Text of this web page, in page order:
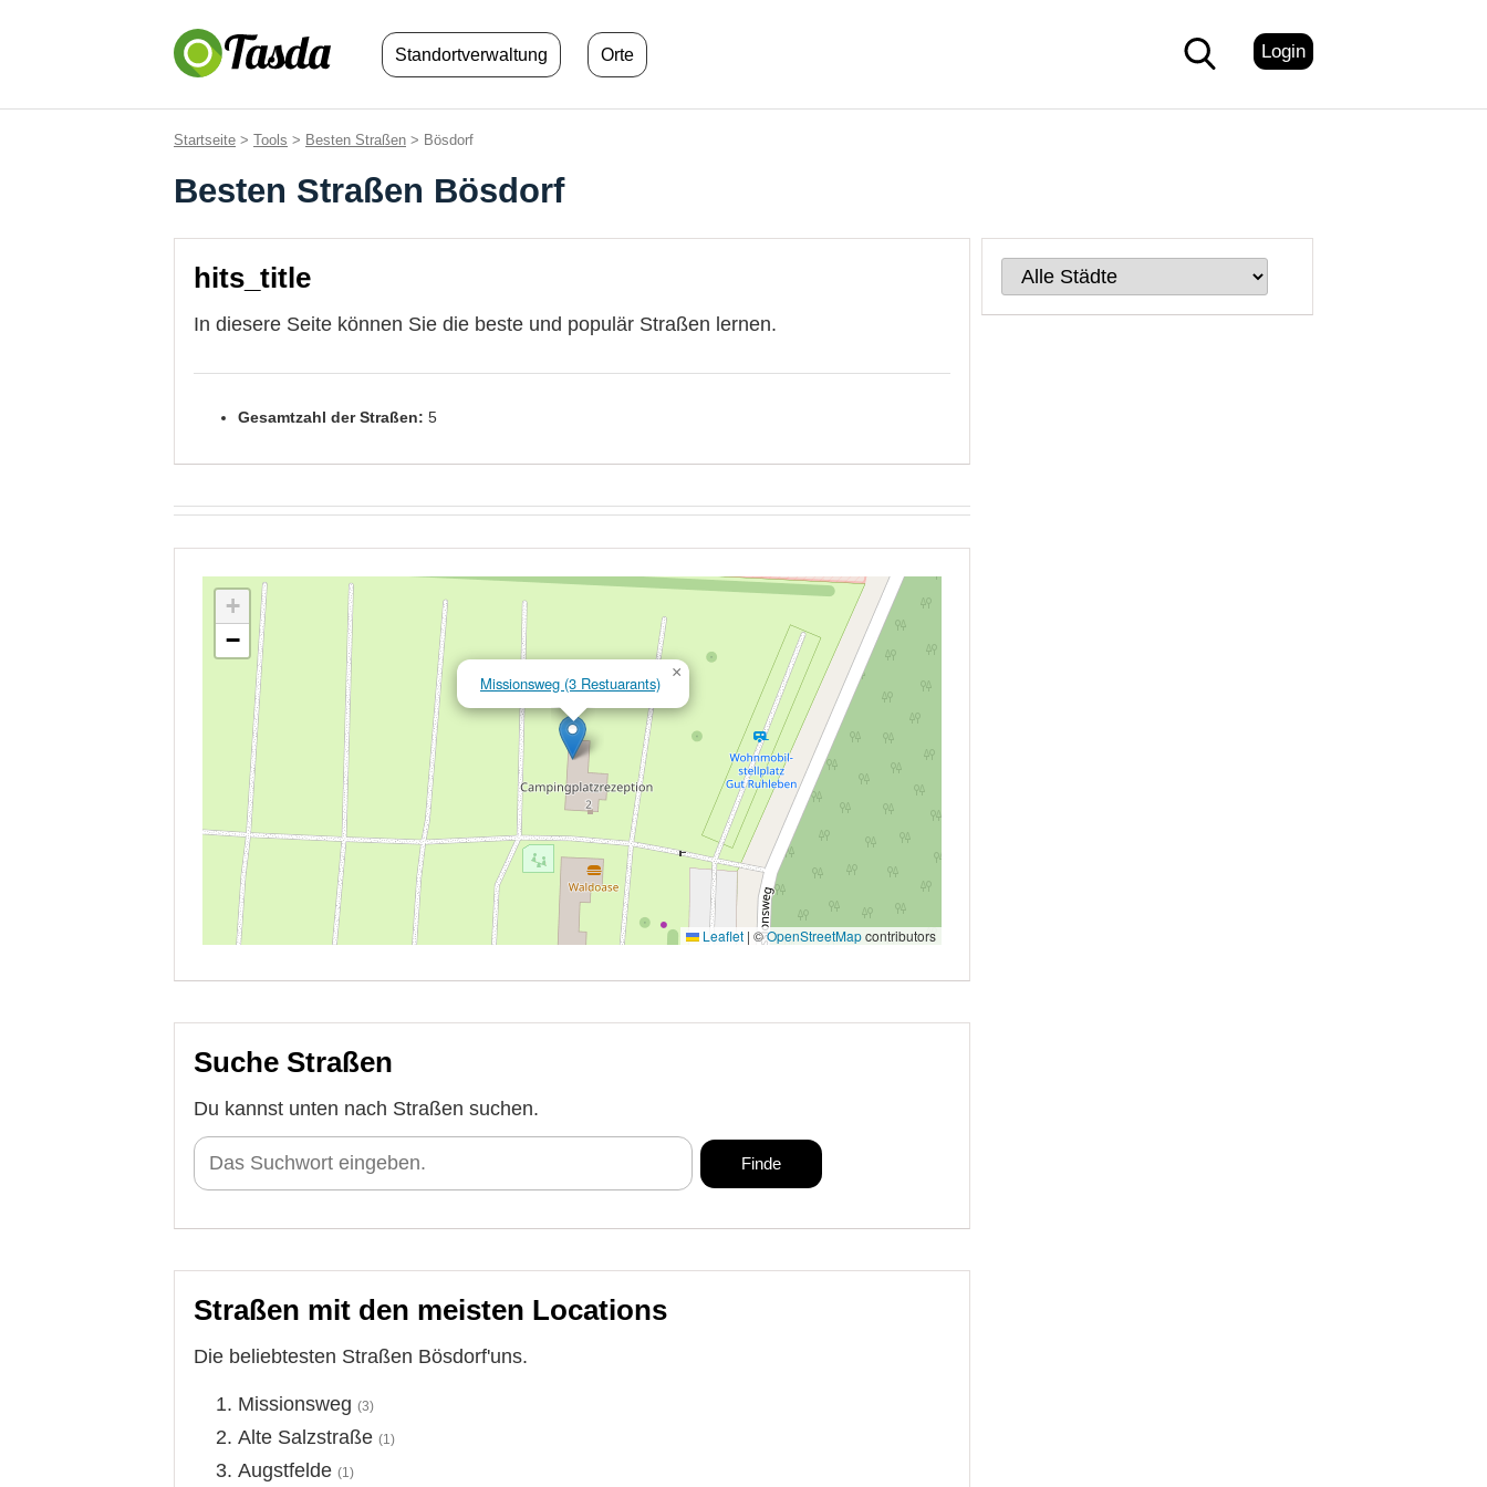
Login
Standortverwaltung Orte
Startseite > Tools > Besten Straßen > Bösdorf
Besten Straßen Bösdorf
hits_title
In diesere Seite können Sie die beste und populär Straßen lernen.
Gesamtzahl der Straßen: 5
Suche Straßen
Du kannst unten nach Straßen suchen.
Straßen mit den meisten Locations
Die beliebtesten Straßen Bösdorf'uns.
Missionsweg (3)
Alte Salzstraße (1)
Augstfelde (1)